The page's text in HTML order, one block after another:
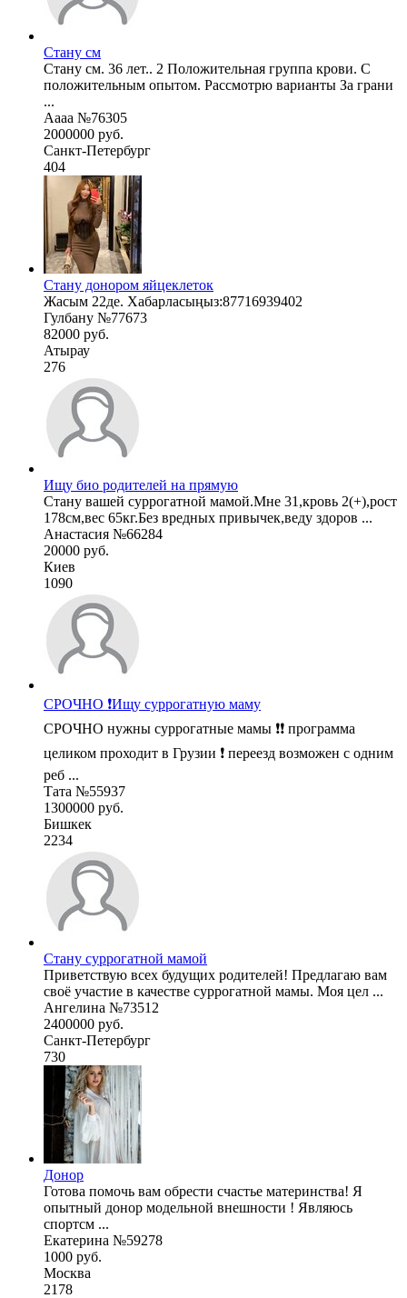
Стану см
Стану см. 36 лет.. 2 Положительная группа крови. С
положительным опытом. Рассмотрю варианты За грани
...
Аааа №76305
2000000 руб.
Санкт-Петербург
404
Стану донором яйцеклеток
Жасым 22де. Хабарласыңыз:87716939402
Гулбану №77673
82000 руб.
Атырау
276
Ищу био родителей на прямую
Стану вашей суррогатной мамой.Мне 31,кровь 2(+),рост
178см,вес 65кг.Без вредных привычек,веду здоров ...
Анастасия №66284
20000 руб.
Киев
1090
СРОЧНО ❗️Ищу суррогатную маму
СРОЧНО нужны суррогатные мамы ❗❗ программа
целиком проходит в Грузии ❗️ переезд возможен с одним
реб ...
Тата №55937
1300000 руб.
Бишкек
2234
Стану суррогатной мамой
Приветствую всех будущих родителей! Предлагаю вам
своё участие в качестве суррогатной мамы. Моя цел ...
Ангелина №73512
2400000 руб.
Санкт-Петербург
730
Донор
Готова помочь вам обрести счастье материнства! Я
опытный донор модельной внешности ! Являюсь
спортсм ...
Екатерина №59278
1000 руб.
Москва
2178